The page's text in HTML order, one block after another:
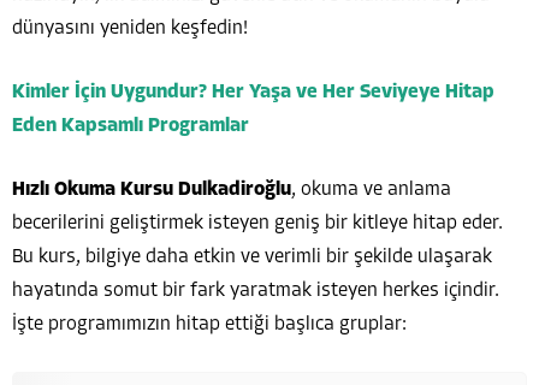
dünyasını yeniden keşfedin!
Kimler İçin Uygundur? Her Yaşa ve Her Seviyeye Hitap
Eden Kapsamlı Programlar
Hızlı Okuma Kursu Dulkadiroğlu, okuma ve anlama
becerilerini geliştirmek isteyen geniş bir kitleye hitap eder.
Bu kurs, bilgiye daha etkin ve verimli bir şekilde ulaşarak
hayatında somut bir fark yaratmak isteyen herkes içindir.
İşte programımızın hitap ettiği başlıca gruplar: